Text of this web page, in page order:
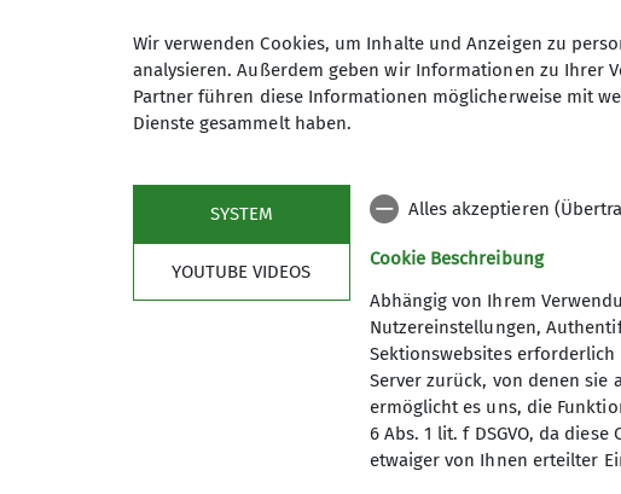
Wandern
Wir verwenden Cookies, um Inhalte und Anzeigen zu
analysieren. Außerdem geben wir Informationen zu Ihrer
Partner führen diese Informationen möglicherweise mit
Dienste gesammelt haben.
SYSTEM
YOUTUBE VIDEOS
Alles akzeptieren
Cookie Beschreibung
Abhängig von Ihrem
Nutzereinstellungen,
Sektionswebsites
Server zurück, von denen
ermöglicht es uns, die
6 Abs. 1 lit. f DSGVO, da
etwaiger von Ihnen erteilter